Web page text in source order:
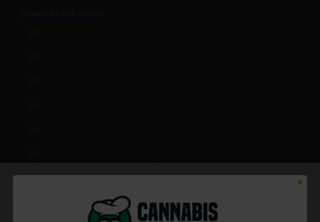
Nr. 1 cannabis winkel voor al je cannabis en CBD producten